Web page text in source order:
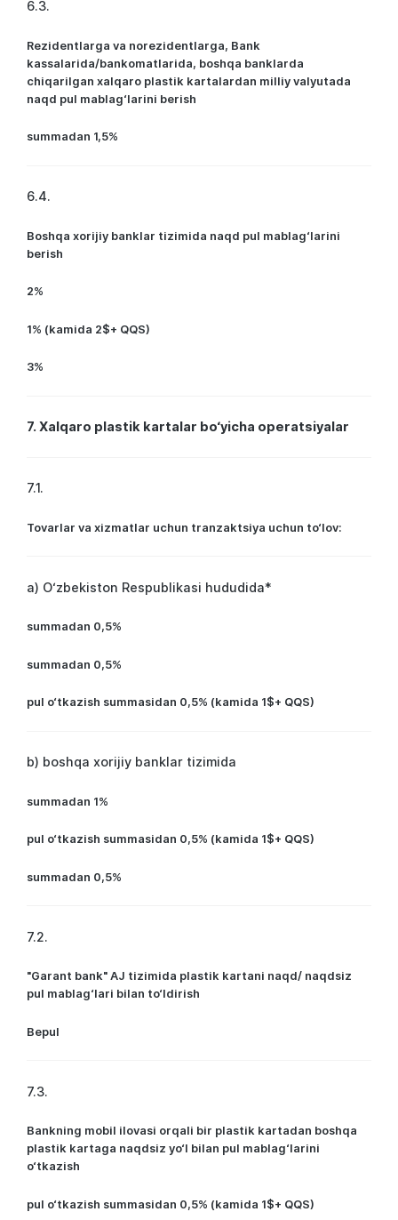
6.3.
Rezidentlarga va norezidentlarga, Bank
kassalarida/bankomatlarida, boshqa banklarda
chiqarilgan xalqaro plastik kartalardan milliy valyutada
naqd pul mablag‘larini berish
summadan 1,5%
6.4.
Boshqa xorijiy banklar tizimida naqd pul mablag‘larini
berish
2%
1% (kamida 2$+ QQS)
3%
7. Xalqaro plastik kartalar bo‘yicha operatsiyalar
7.1.
Tovarlar va xizmatlar uchun tranzaktsiya uchun to‘lov:
a) O‘zbekiston Respublikasi hududida*
summadan 0,5%
summadan 0,5%
pul o‘tkazish summasidan 0,5% (kamida 1$+ QQS)
b) boshqa xorijiy banklar tizimida
summadan 1%
pul o‘tkazish summasidan 0,5% (kamida 1$+ QQS)
summadan 0,5%
7.2.
"Garant bank" AJ tizimida plastik kartani naqd/ naqdsiz
pul mablag‘lari bilan to‘ldirish
Bepul
7.3.
Bankning mobil ilovasi orqali bir plastik kartadan boshqa
plastik kartaga naqdsiz yo‘l bilan pul mablag‘larini
o‘tkazish
pul o‘tkazish summasidan 0,5% (kamida 1$+ QQS)